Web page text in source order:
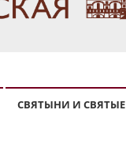
СВЯТЫНИ И СВЯТЫЕ